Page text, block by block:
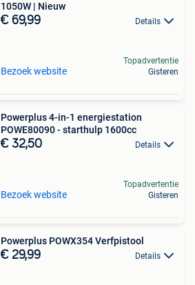
1050W | Nieuw
€ 69,99 Details
Bezoek website
Topadvertentie
Gisteren
Powerplus 4-in-1 energiestation
POWE80090 - starthulp 1600cc
€ 32,50 Details
Bezoek website
Topadvertentie
Gisteren
Powerplus POWX354 Verfpistool
€ 29,99 Details